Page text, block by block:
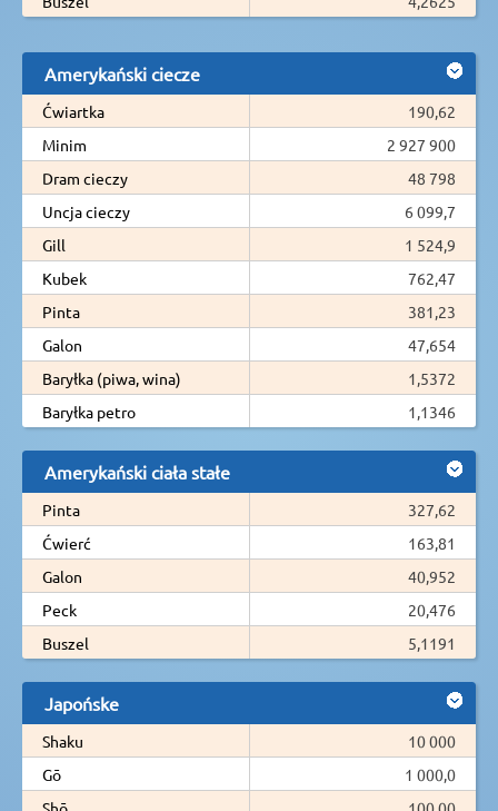
Amerykański ciecze
Ćwiartka
190,62
Minim
2 927 900
Dram cieczy
48 798
Uncja cieczy
6 099,7
Gill
1 524,9
Kubek
762,47
Pinta
381,23
Galon
47,654
Baryłka (piwa, wina)
1,5372
Baryłka petro
1,1346
Amerykański ciała stałe
Pinta
327,62
Ćwierć
163,81
Galon
40,952
Peck
20,476
Buszel
5,1191
Japońske
Shaku
10 000
Gō
1 000,0